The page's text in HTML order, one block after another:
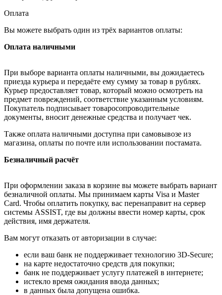
Оплата
Вы можете выбрать один из трёх вариантов оплаты:
Оплата наличными
При выборе варианта оплаты наличными, вы дожидаетесь
приезда курьера и передаёте ему сумму за товар в рублях.
Курьер предоставляет товар, который можно осмотреть на
предмет повреждений, соответствие указанным условиям.
Покупатель подписывает товаросопроводительные
документы, вносит денежные средства и получает чек.
Также оплата наличными доступна при самовывозе из
магазина, оплаты по почте или использовании постамата.
Безналичный расчёт
При оформлении заказа в корзине вы можете выбрать вариант
безналичной оплаты. Мы принимаем карты Visa и Master
Card. Чтобы оплатить покупку, вас перенаправит на сервер
системы ASSIST, где вы должны ввести номер карты, срок
действия, имя держателя.
Вам могут отказать от авторизации в случае:
если ваш банк не поддерживает технологию 3D-Secure;
на карте недостаточно средств для покупки;
банк не поддерживает услугу платежей в интернете;
истекло время ожидания ввода данных;
в данных была допущена ошибка.